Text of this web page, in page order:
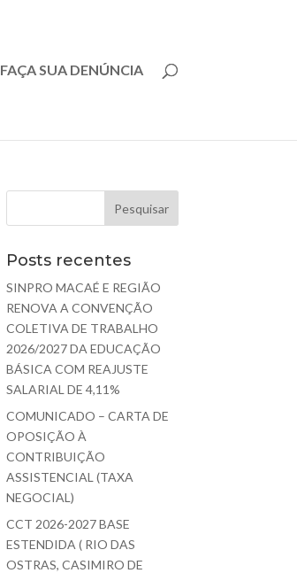
FAÇA SUA DENÚNCIA
Posts recentes
SINPRO MACAÉ E REGIÃO
RENOVA A CONVENÇÃO
COLETIVA DE TRABALHO
2026/2027 DA EDUCAÇÃO
BÁSICA COM REAJUSTE
SALARIAL DE 4,11%
COMUNICADO – CARTA DE
OPOSIÇÃO À
CONTRIBUIÇÃO
ASSISTENCIAL (TAXA
NEGOCIAL)
CCT 2026-2027 BASE
ESTENDIDA ( RIO DAS
OSTRAS, CASIMIRO DE